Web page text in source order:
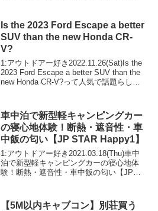
目です！3:アウトド...
Is the 2023 Ford Escape a better
SUV than the new Honda CR-
V?
1:アウトドアー好き2022.11.26(Sat)Is the
2023 Ford Escape a better SUV than the
new Honda CR-V?って人気で話題らしい
車中泊で新型軽キャンピングカー
の寝心地体験！断熱・遮音性・車
中飯の匂い【JP STAR Happy1】
1:アウトドアー好き2021.03.18(Thu)車中
泊で新型軽キャンピングカーの寝心地体
験！断熱・遮音性・車中飯の匂い【JP
き2021.03.18(Thu...
【5M以内キャブコン】別荘買う